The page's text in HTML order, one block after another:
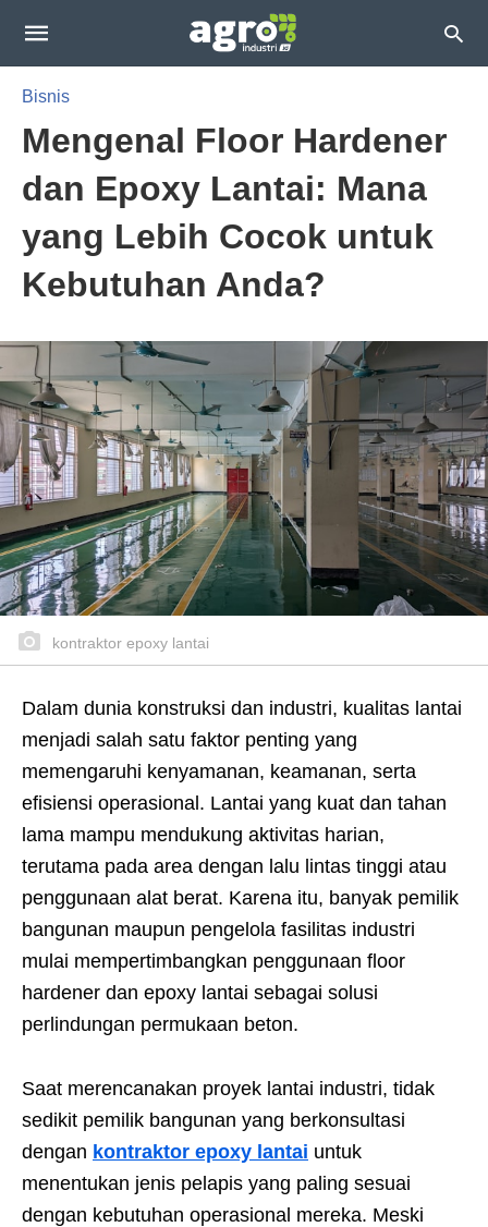
Bisnis
Mengenal Floor Hardener
dan Epoxy Lantai: Mana
yang Lebih Cocok untuk
Kebutuhan Anda?
kontraktor epoxy lantai
Dalam dunia konstruksi dan industri, kualitas lantai
menjadi salah satu faktor penting yang
memengaruhi kenyamanan, keamanan, serta
efisiensi operasional. Lantai yang kuat dan tahan
lama mampu mendukung aktivitas harian,
terutama pada area dengan lalu lintas tinggi atau
penggunaan alat berat. Karena itu, banyak pemilik
bangunan maupun pengelola fasilitas industri
mulai mempertimbangkan penggunaan floor
hardener dan epoxy lantai sebagai solusi
perlindungan permukaan beton.
Saat merencanakan proyek lantai industri, tidak
sedikit pemilik bangunan yang berkonsultasi
dengan kontraktor epoxy lantai untuk
menentukan jenis pelapis yang paling sesuai
dengan kebutuhan operasional mereka. Meski